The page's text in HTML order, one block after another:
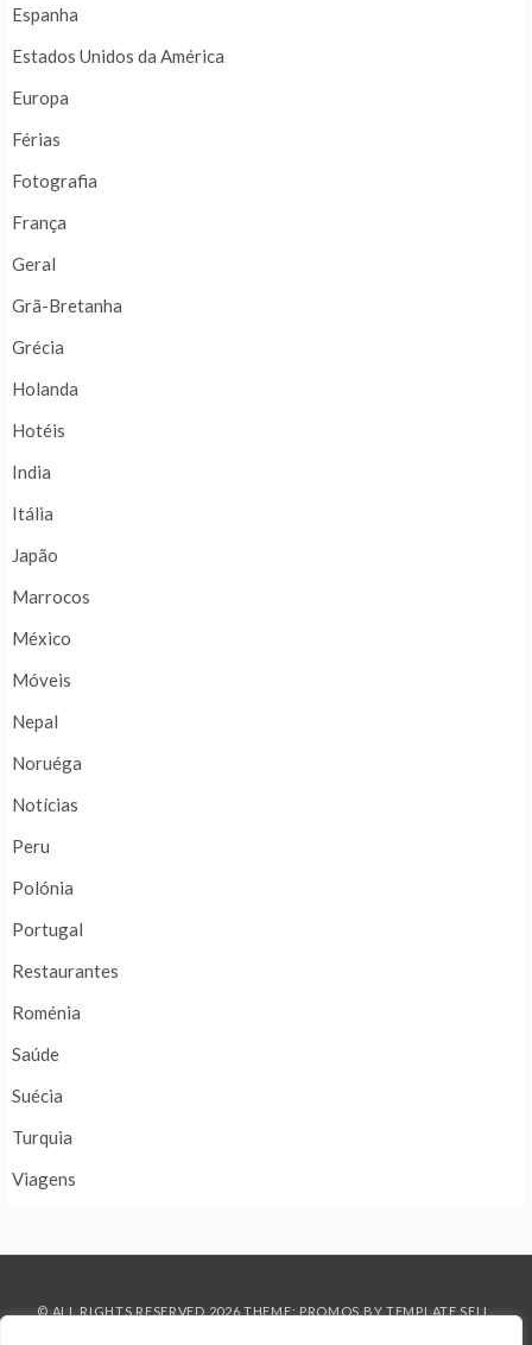
Espanha
Estados Unidos da América
Europa
Férias
Fotografia
França
Geral
Grã-Bretanha
Grécia
Holanda
Hotéis
India
Itália
Japão
Marrocos
México
Móveis
Nepal
Noruéga
Notícias
Peru
Polónia
Portugal
Restaurantes
Roménia
Saúde
Suécia
Turquia
Viagens
© ALL RIGHTS RESERVED 2026 THEME: PROMOS BY TEMPLATE SELL .